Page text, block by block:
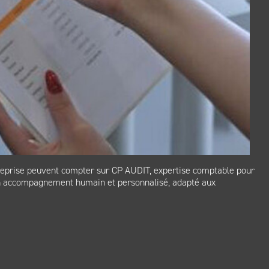
peuvent compter sur CP AUDIT, expertise comptable pour
humain et personnalisé, adapté aux